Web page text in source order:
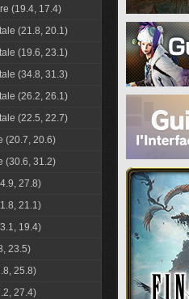
(19.4, 17.4)
(21.8, 20.1)
(19.6, 23.1)
(34.8, 31.3)
(26.2, 26.1)
(22.5, 22.7)
(20.7, 20.6)
(30.6, 31.2)
27.8)
21.1)
19.4)
23.5)
25.8)
27.4)